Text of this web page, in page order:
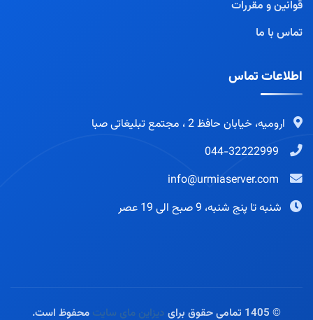
قوانین و مقررات
تماس با ما
اطلاعات تماس
ارومیه، خیابان حافظ 2 ، مجتمع تبلیغاتی صبا
شنبه تا پنج شنبه، 9 صبح الی 19 عصر
© 1405 تمامی حقوق برای دیزاین مای سایت محفوظ است.